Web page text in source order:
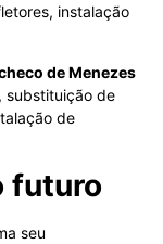
instalação
de Menezes
substituição de
de
futuro
seu